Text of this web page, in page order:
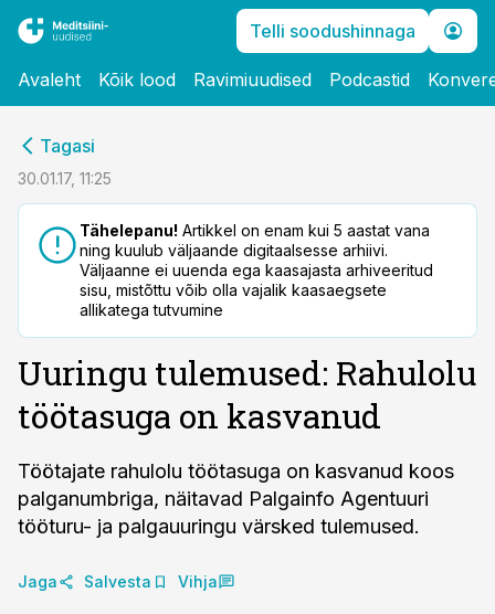
Telli soodushinnaga
Avaleht Kõik lood Ravimiuudised Podcastid
Tagasi
30.01.17, 11:25
Tähelepanu! Artikkel on enam kui 5 aastat vana
ning kuulub väljaande digitaalsesse arhiivi.
Väljaanne ei uuenda ega kaasajasta arhiveeritud
sisu, mistõttu võib olla vajalik kaasaegsete
allikatega tutvumine
Uuringu tulemused: Rahulolu
töötasuga on kasvanud
Töötajate rahulolu töötasuga on kasvanud koos
palganumbriga, näitavad Palgainfo Agentuuri
Jaga Salvesta Vihja